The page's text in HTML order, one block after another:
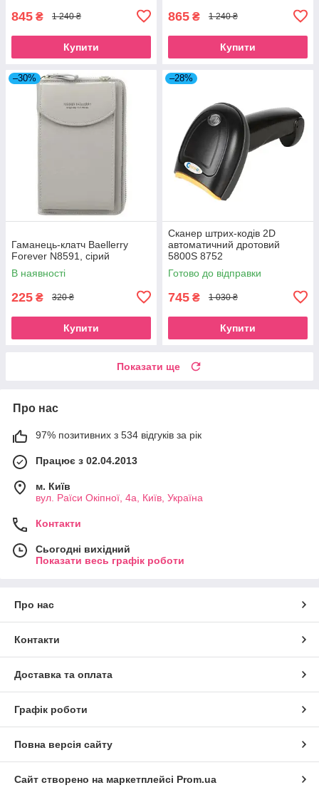
845 ₴ 1 240 ₴
Купити
865 ₴ 1 240 ₴
Купити
–30%
Гаманець-клатч Baellerry
Forever N8591, сірий
В наявності
225 ₴ 320 ₴
Купити
–28%
Сканер штрих-кодів 2D
автоматичний дротовий
5800S 8752
Готово до відправки
745 ₴ 1 030 ₴
Купити
Показати ще
Про нас
97% позитивних з 534 відгуків за рік
Працює з 02.04.2013
м. Київ
вул. Раїси Окіпної, 4а, Київ, Україна
Контакти
Сьогодні вихідний
Показати весь графік роботи
Про нас
Контакти
Доставка та оплата
Графік роботи
Повна версія сайту
Сайт створено на маркетплейсі Prom.ua